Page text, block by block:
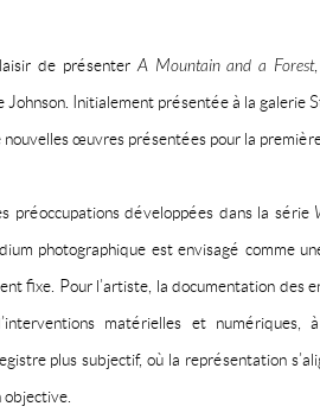
de présenter A Mountain and a Forest
Johnson. Initialement présentée à la galerie
nouvelles œuvres présentées pour la
préoccupations développées dans la série
photographique est envisagé comme
fixe. Pour l’artiste, la documentation des
matérielles et numériques,
plus subjectif, où la représentation